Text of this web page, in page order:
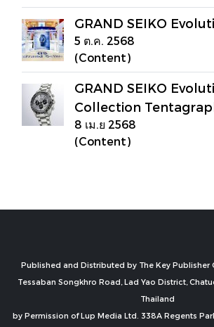
GRAND SEIKO
5 ต.ค. 2568
(Content)
GRAND SEIKO
Collection
8 เม.ย 2568
(Content)
Published and Distributed by The Key Publisher
Tessaban Songkhro Road, Lad Yao District,
Thailand
by Permission of Lup Media Ltd. 338A Regents